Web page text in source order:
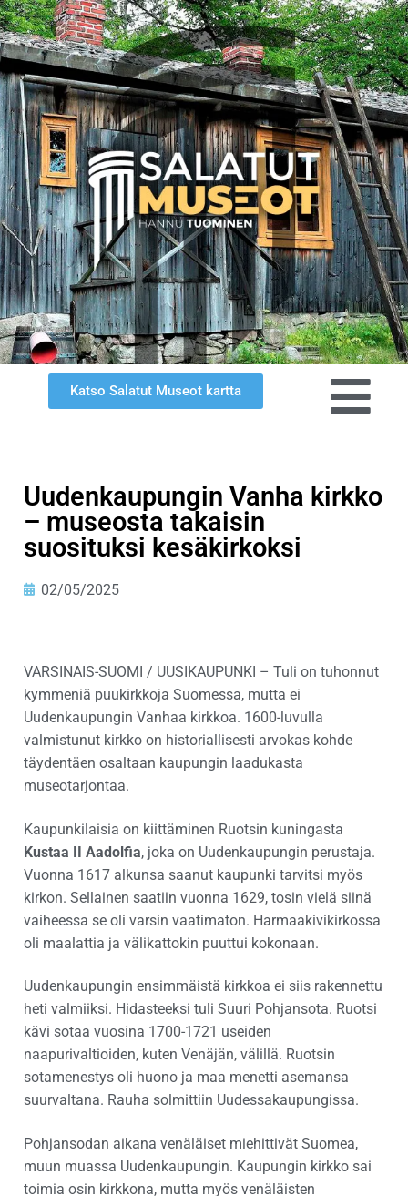
Katso Salatut Museot kartta
Uudenkaupungin Vanha kirkko
– museosta takaisin
suosituksi kesäkirkoksi
02/05/2025
VARSINAIS-SUOMI / UUSIKAUPUNKI – Tuli on tuhonnut
kymmeniä puukirkkoja Suomessa, mutta ei
Uudenkaupungin Vanhaa kirkkoa. 1600-luvulla
valmistunut kirkko on historiallisesti arvokas kohde
täydentäen osaltaan kaupungin laadukasta
museotarjontaa.
Kaupunkilaisia on kiittäminen Ruotsin kuningasta
Kustaa II Aadolfia, joka on Uudenkaupungin perustaja.
Vuonna 1617 alkunsa saanut kaupunki tarvitsi myös
kirkon. Sellainen saatiin vuonna 1629, tosin vielä siinä
vaiheessa se oli varsin vaatimaton. Harmaakivikirkossa
oli maalattia ja välikattokin puuttui kokonaan.
Uudenkaupungin ensimmäistä kirkkoa ei siis rakennettu
heti valmiiksi. Hidasteeksi tuli Suuri Pohjansota. Ruotsi
kävi sotaa vuosina 1700-1721 useiden
naapurivaltioiden, kuten Venäjän, välillä. Ruotsin
sotamenestys oli huono ja maa menetti asemansa
suurvaltana. Rauha solmittiin Uudessakaupungissa.
Pohjansodan aikana venäläiset miehittivät Suomea,
muun muassa Uudenkaupungin. Kaupungin kirkko sai
toimia osin kirkkona, mutta myös venäläisten